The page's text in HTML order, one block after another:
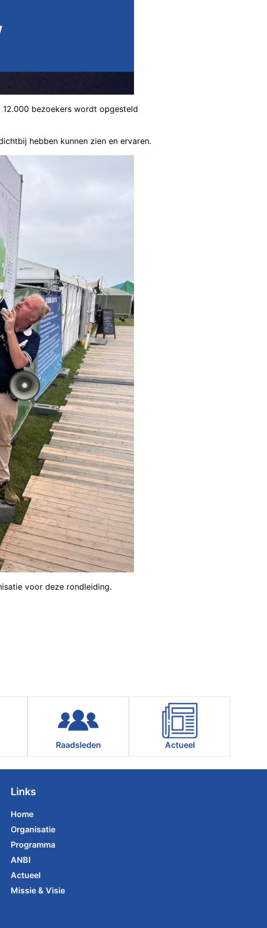
bezoekers wordt opgesteld
hebben kunnen zien en ervaren.
voor deze rondleiding.
Raadsleden Actueel
Links
Home
Organisatie
Programma
ANBI
Actueel
Missie & Visie